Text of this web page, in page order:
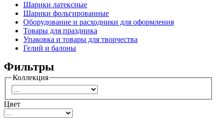
Шарики латексные
Шарики фольгированные
Оборудование и расходники для оформления
Товары для праздника
Упаковка и товары для творчества
Гелий и балоны
Фильтры
Коллекция
Цвет